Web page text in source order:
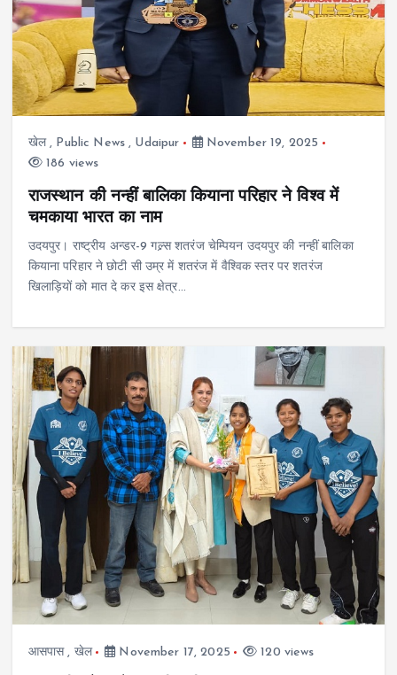
खेल, Public News, Udaipur
November 19, 2025
186 views
राजस्थान की नन्हीं बालिका कियाना परिहार ने विश्व में
चमकाया भारत का नाम
उदयपुर। राष्ट्रीय अन्डर-9 गल्र्स शतरंज चेम्पियन उदयपुर की नन्हीं बालिका
कियाना परिहार ने छोटी सी उम्र में शतरंज में वैश्विक स्तर पर शतरंज
खिलाड़ियों को मात दे कर इस क्षेत्र…
आसपास, खेल November 17, 2025 120 views